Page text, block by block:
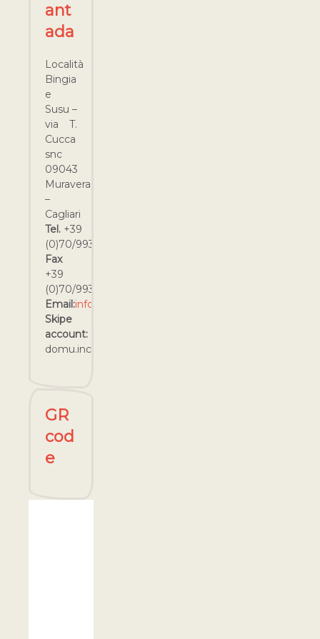
ant
ada
Località
Bingia
e
Susu –
via T.
Cucca
snc
09043
Muravera
–
Cagliari
Tel. +39
(0)70/9932039
Fax
+39
(0)70/9932213
Email:info@domuincantada.it
Skipe
account:
domu.incantada
GR
cod
e